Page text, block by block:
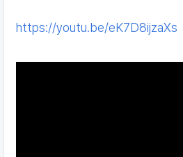
https://youtu.be/eK7D8ijzaXs